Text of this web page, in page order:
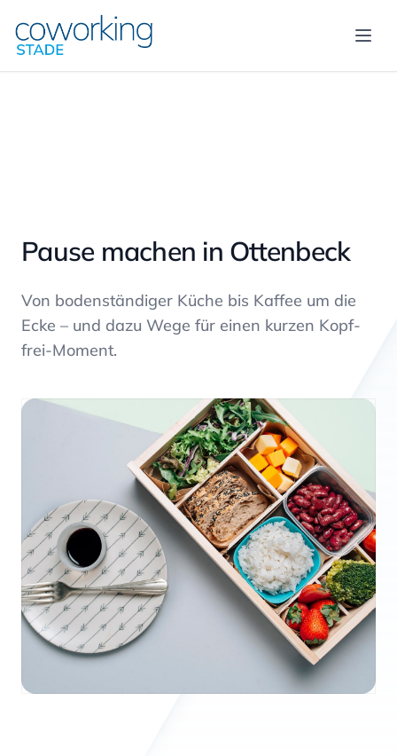
Pause machen in Ottenbeck
Von bodenständiger Küche bis Kaffee um die
Ecke – und dazu Wege für einen kurzen Kopf-
frei-Moment.